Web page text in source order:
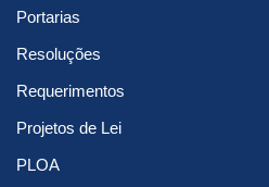
Portarias
Resoluções
Requerimentos
Projetos de Lei
PLOA